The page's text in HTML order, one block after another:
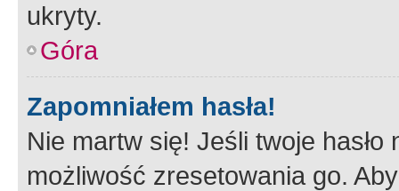
ukryty.
Góra
Zapomniałem hasła!
Nie martw się! Jeśli twoje
możliwość zresetowania go.